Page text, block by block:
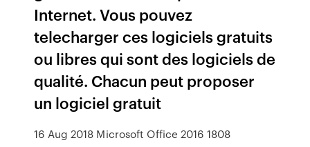
Internet. Vous pouvez
telecharger ces logiciels gratuits
ou libres qui sont des logiciels de
qualité. Chacun peut proposer
un logiciel gratuit
16 Aug 2018 Microsoft Office 2016 1808